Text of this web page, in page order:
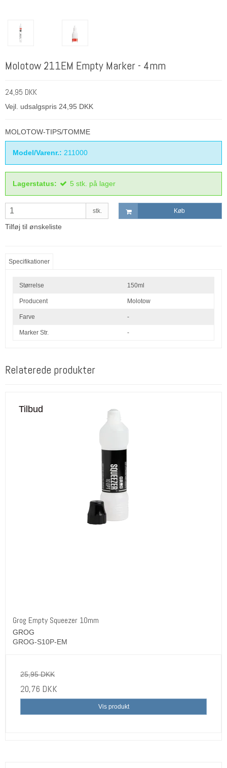
Molotow 211EM Empty Marker - 4mm
24,95 DKK
Vejl. udsalgspris 24,95 DKK
MOLOTOW-TIPS/TOMME
Model/Varenr.: 211000
Lagerstatus: 5 stk. på lager
stk. Køb
Tilføj til ønskeliste
Specifikationer
Størrelse 150ml
Producent Molotow
Farve -
Marker Str. -
Relaterede produkter
Tilbud
Grog Empty Squeezer 10mm
GROG
GROG-S10P-EM
25,95 DKK
20,76 DKK
Vis produkt